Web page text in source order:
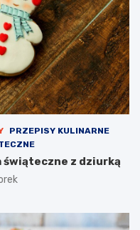
PRZEPISY KULINARNE
z dziurką